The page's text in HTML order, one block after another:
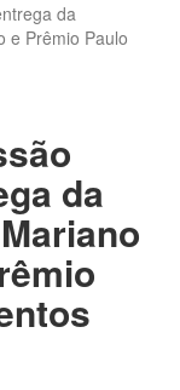
da
e Prêmio Paulo
da